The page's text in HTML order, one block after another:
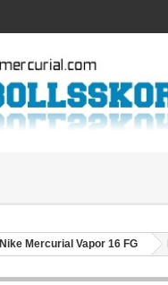
Nike Mercurial Vapor 16 FG